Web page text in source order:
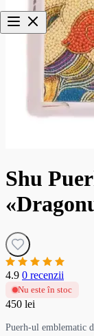
Shu
4.9 0 recenzii
Nu este în stoc
450 lei
Puerh-ul emblematic